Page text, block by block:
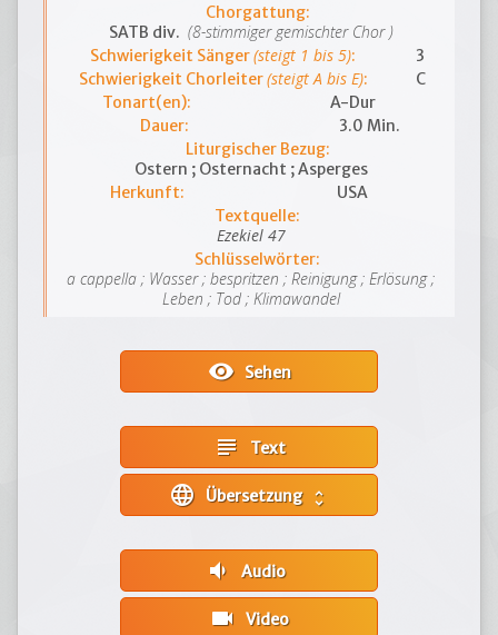
Chorgattung:
SATB div. (8-stimmiger gemischter Chor )
Schwierigkeit Sänger(steigt 1 bis 5):
3
Schwierigkeit Chorleiter(steigt A bis E):
C
Tonart(en):
A-Dur
Dauer:
3.0 Min.
Liturgischer Bezug:
Ostern ; Osternacht ; Asperges
Herkunft:
USA
Textquelle:
Ezekiel 47
Schlüsselwörter:
a cappella ; Wasser ; bespritzen ; Reinigung ; Erlösung ;
Leben ; Tod ; Klimawandel
visibilitySehen
subject Text
language unfold_more
volume_down Audio
videocam Video